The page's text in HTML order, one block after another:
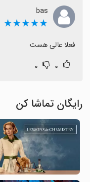
bas
★★★★★
فعلا عالی هست
۰ ۰
رایگان تماشا کن